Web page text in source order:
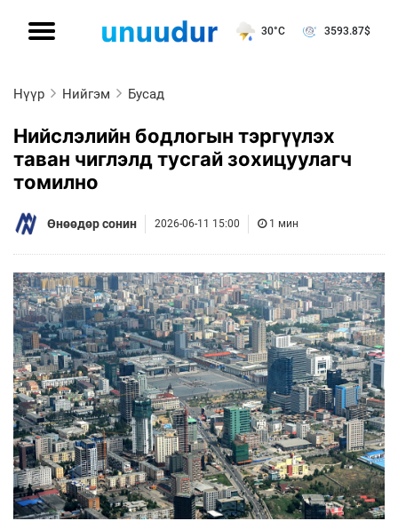
30°C 3593.87$
Нүүр Нийгэм Бусад
Нийслэлийн бодлогын тэргүүлэх
таван чиглэлд тусгай зохицуулагч
томилно
Өнөөдөр сонин 2026-06-11 15:00 1 мин